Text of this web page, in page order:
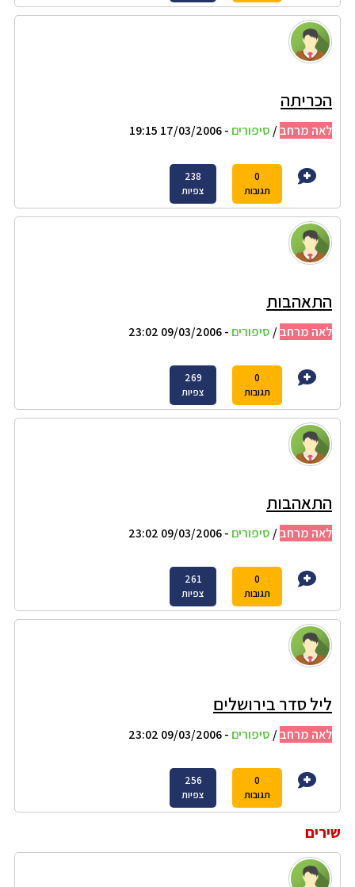
הכריתה
לאה מרחב/ סיפורים - 17/03/2006 19:15
0
תגובות
238
צפיות
התאהבות
לאה מרחב/ סיפורים - 09/03/2006 23:02
0
תגובות
269
צפיות
התאהבות
לאה מרחב/ סיפורים - 09/03/2006 23:02
0
תגובות
261
צפיות
ליל סדר בירושלים
לאה מרחב/ סיפורים - 09/03/2006 23:02
0
תגובות
256
צפיות
שירים